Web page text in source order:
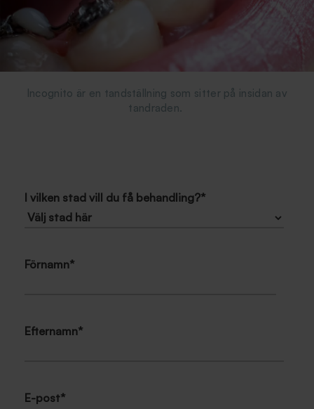
Incognito är en tandställning som sitter på insidan av
tandraden.
I vilken stad vill du få behandling?*
Förnamn*
Efternamn*
E-post*